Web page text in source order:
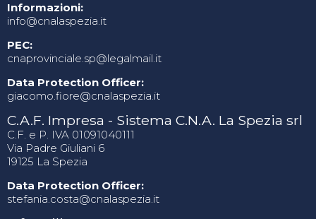
Informazioni:
info@cnalaspezia.it
PEC:
cnaprovinciale.sp@legalmail.it
Data Protection Officer:
giacomo.fiore@cnalaspezia.it
C.A.F. Impresa - Sistema C.N.A. La Spezia srl
C.F. e P. IVA 01091040111
Via Padre Giuliani 6
19125 La Spezia
Data Protection Officer:
stefania.costa@cnalaspezia.it